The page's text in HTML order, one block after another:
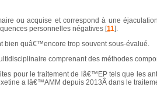
ou acquise et correspond à une
personnelles négatives [11].
bien quâ€™encore trop souvent sous-évalué.
comprenant des méthodes
pour le traitement de lâ€™EP tels que les
a lâ€™AMM depuis 2013Â dans le